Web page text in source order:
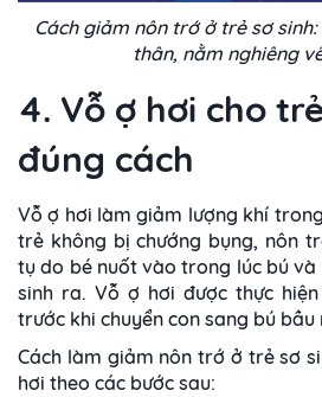
Cách giảm nôn trớ ở trẻ sơ
thân, nằm nghiêng
4. Vỗ ợ hơi cho
đúng cách
Vỗ ợ hơi làm giảm lượng khí
trẻ không bị chướng bụng, nôn
tụ do bé nuốt vào trong lúc bú
sinh ra. Vỗ ợ hơi được thực
trước khi chuyển con sang bú bầu
Cách làm giảm nôn trớ ở trẻ sơ
hơi theo các bước sau: